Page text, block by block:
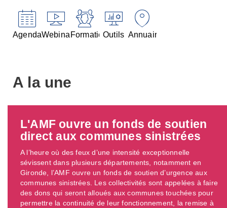
AgendaWebinairesFormationsOutils Annuaires
A la une
L'AMF ouvre un fonds de soutien
direct aux communes sinistrées
A l’heure où des feux d’une intensité exceptionnelle
sévissent dans plusieurs départements, notamment en
Gironde, l’AMF ouvre un fonds de soutien d’urgence aux
communes sinistrées. Les collectivités sont appelées à faire
des dons qui seront alloués aux communes touchées pour
permettre la continuité de leur fonctionnement, la remise à